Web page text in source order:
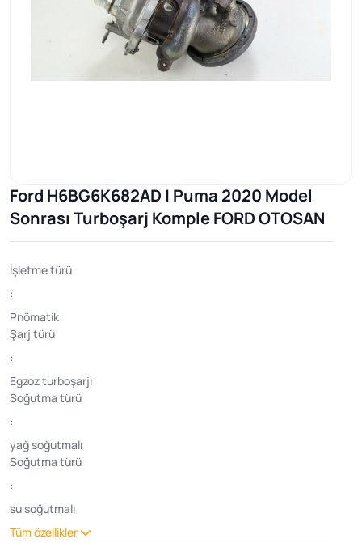
Ford H6BG6K682AD | Puma 2020 Model
Sonrası Turboşarj Komple FORD OTOSAN
İşletme türü
:
Pnömatik
Şarj türü
:
Egzoz turboşarjı
Soğutma türü
:
yağ soğutmalı
Soğutma türü
:
su soğutmalı
Tüm özellikler